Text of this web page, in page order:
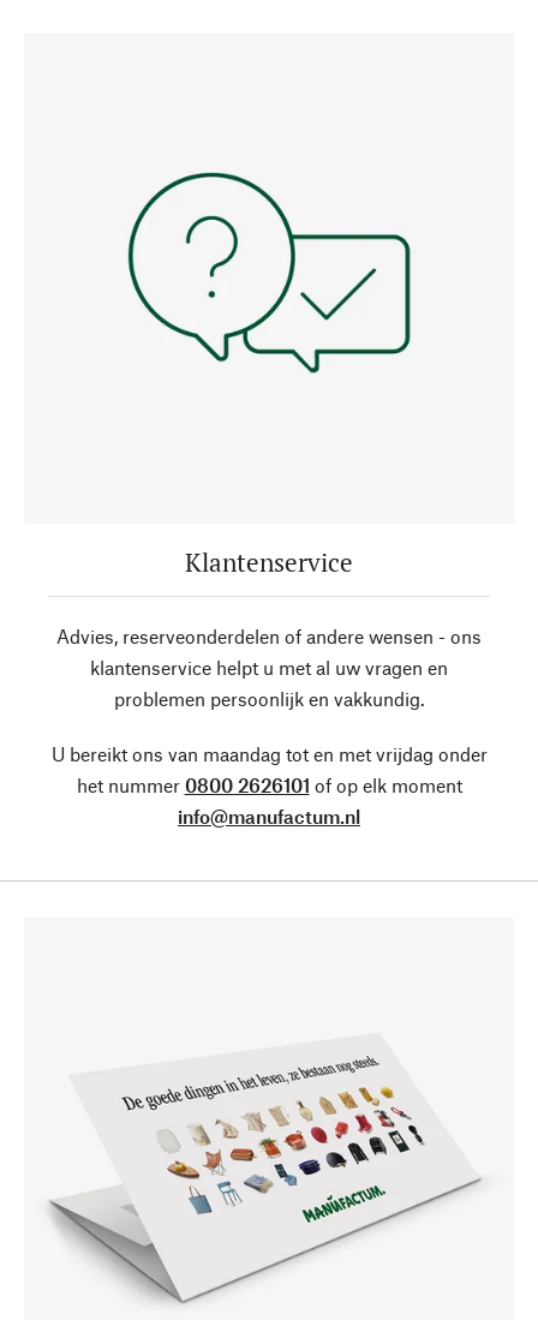
Klantenservice
Advies, reserveonderdelen of andere wensen - ons
klantenservice helpt u met al uw vragen en
problemen persoonlijk en vakkundig.
U bereikt ons van maandag tot en met vrijdag onder
het nummer 0800 2626101 of op elk moment
info@manufactum.nl